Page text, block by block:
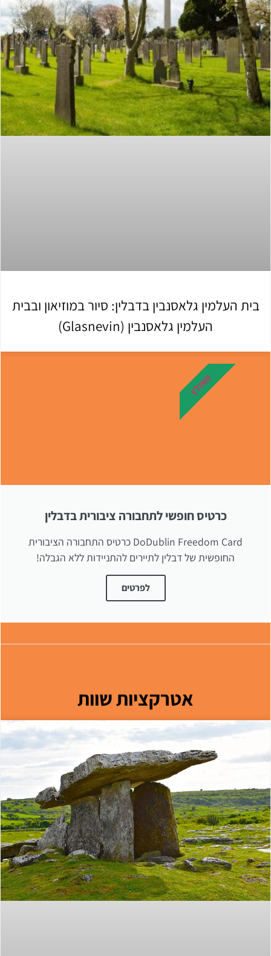
בית העלמין גלאסנבין בדבלין: סיור במוזיאון ובבית
העלמין גלאסנבין (Glasnevin)
כרטיס חופשי לתחבורה ציבורית בדבלין
DoDublin Freedom Card כרטיס התחבורה הציבורית
החופשית של דבלין לתיירים להתניידות ללא הגבלה!
לפרטים
מומלץ
אטרקציות שוות